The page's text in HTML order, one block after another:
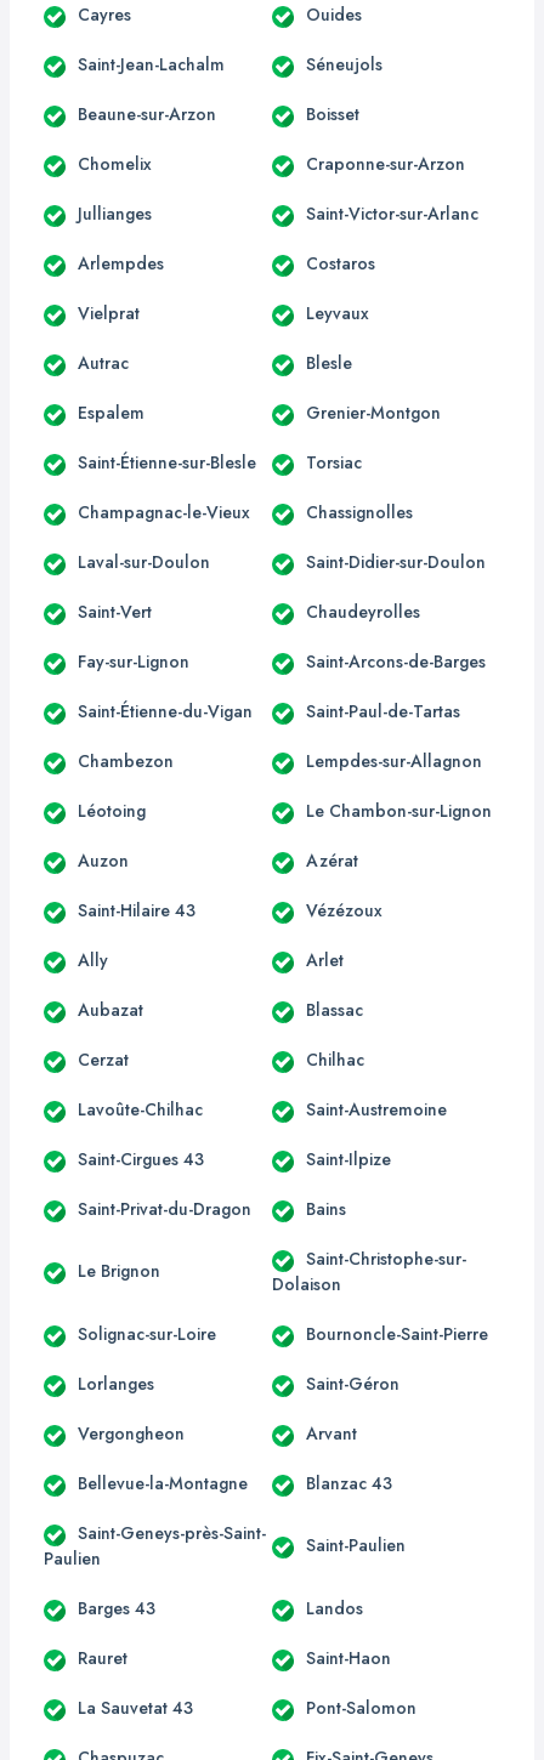
Cayres Ouides
Saint-Jean-Lachalm Séneujols
Beaune-sur-Arzon Boisset
Chomelix Craponne-sur-Arzon
Jullianges Saint-Victor-sur-Arlanc
Arlempdes Costaros
Vielprat Leyvaux
Autrac Blesle
Espalem Grenier-Montgon
Saint-Étienne-sur-Blesle Torsiac
Champagnac-le-Vieux Chassignolles
Laval-sur-Doulon Saint-Didier-sur-Doulon
Saint-Vert Chaudeyrolles
Fay-sur-Lignon Saint-Arcons-de-Barges
Saint-Étienne-du-Vigan Saint-Paul-de-Tartas
Chambezon Lempdes-sur-Allagnon
Léotoing Le Chambon-sur-Lignon
Auzon Azérat
Saint-Hilaire 43 Vézézoux
Ally Arlet
Aubazat Blassac
Cerzat Chilhac
Lavoûte-Chilhac Saint-Austremoine
Saint-Cirgues 43 Saint-Ilpize
Saint-Privat-du-Dragon Bains
Le Brignon
Saint-Christophe-sur-
Dolaison
Solignac-sur-Loire Bournoncle-Saint-Pierre
Lorlanges Saint-Géron
Vergongheon Arvant
Bellevue-la-Montagne Blanzac 43
Saint-Geneys-près-Saint-
Paulien
Saint-Paulien
Barges 43 Landos
Rauret Saint-Haon
La Sauvetat 43 Pont-Salomon